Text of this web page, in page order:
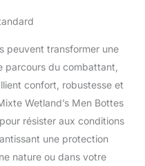
peuvent transformer une
parcours du combattant,
confort, robustesse et
Wetland’s Men Bottes
résister aux conditions
une protection
nature ou dans votre